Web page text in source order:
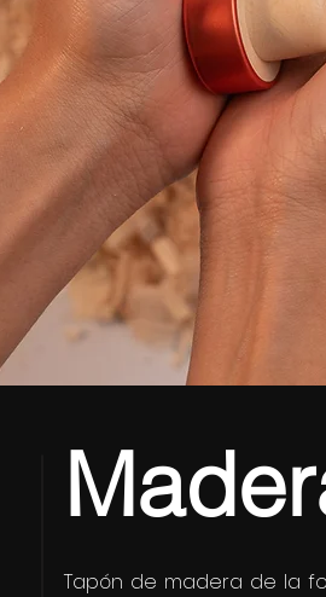
Tapón de madera de la